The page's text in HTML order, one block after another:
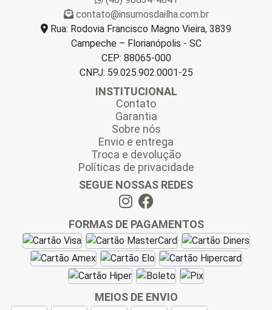
contato@insumosdailha.com.br
Rua: Rodovia Francisco Magno Vieira, 3839
Campeche – Florianópolis - SC
CEP: 88065-000
CNPJ: 59.025.902.0001-25
INSTITUCIONAL
Contato
Garantia
Sobre nós
Envio e entrega
Troca e devolução
Políticas de privacidade
SEGUE NOSSAS REDES
FORMAS DE PAGAMENTOS
MEIOS DE ENVIO